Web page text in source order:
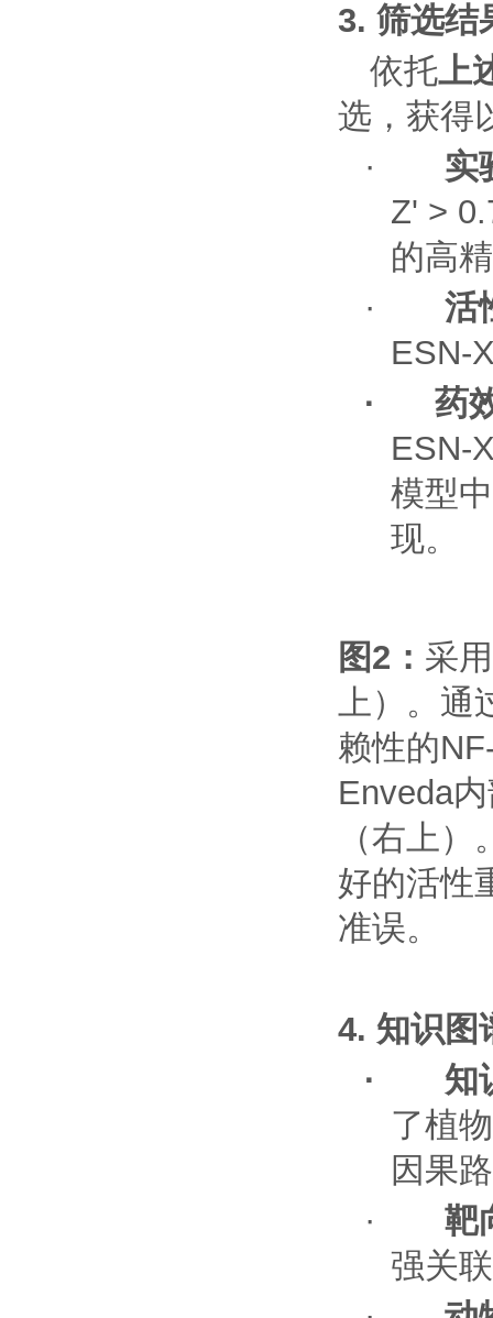
3. 筛选结
依托上
选，获得
·
实
Z' >
的高
·
活
ESN-
·
药
ESN-
模型中
现。
图2 ： 采用
上）。通
赖性的NF
Enveda
（右上
好的活性
准误。
4. 知识图
·
知
了植
因果
·
靶
强关